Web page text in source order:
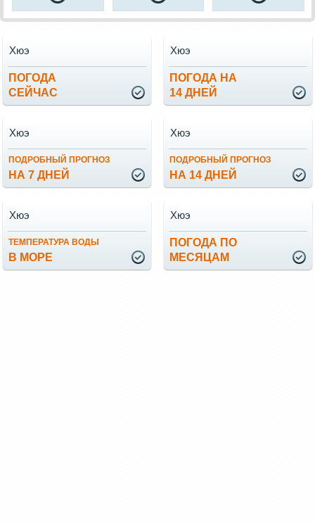
ПОГОДА
СЕЙЧАС
Хюэ
ПОГОДА НА
14 ДНЕЙ
Хюэ
ПОДРОБНЫЙ ПРОГНОЗ
НА 7 ДНЕЙ
Хюэ
ПОДРОБНЫЙ ПРОГНОЗ
НА 14 ДНЕЙ
Хюэ
ТЕМПЕРАТУРА ВОДЫ
В МОРЕ
Хюэ
ПОГОДА ПО
МЕСЯЦАМ
Хюэ